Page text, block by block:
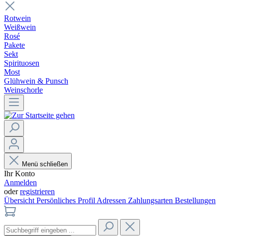
Rotwein
Weißwein
Rosé
Pakete
Sekt
Spirituosen
Most
Glühwein & Punsch
Weinschorle
Menü schließen
Ihr Konto
Anmelden
oderregistrieren
Übersicht Persönliches Profil Adressen Zahlungsarten Bestellungen